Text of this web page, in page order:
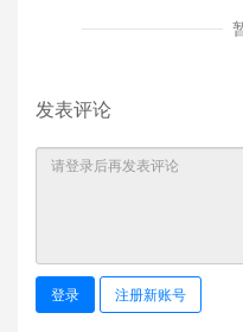
发表评论
登录 注册新账号